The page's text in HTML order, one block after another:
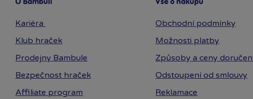
O Bambuli
Kariéra
Klub hraček
Prodejny Bambule
Bezpečnost hraček
Affiliate program
Vše o nákupu
Obchodní podmínky
Možnosti platby
Způsoby a ceny
Odstoupení od smlouvy
Reklamace